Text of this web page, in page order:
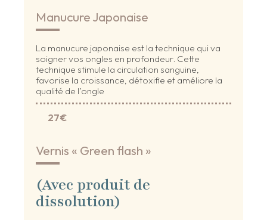
Manucure Japonaise
La manucure japonaise est la technique qui va
soigner vos ongles en profondeur. Cette
technique stimule la circulation sanguine,
favorise la croissance, détoxifie et améliore la
qualité de l’ongle
27€
Vernis « Green flash »
(Avec produit de
dissolution)